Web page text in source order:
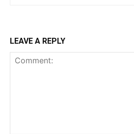
LEAVE A REPLY